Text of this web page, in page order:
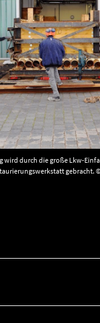
wird durch die große Lkw-
gebracht.
Archäologie Sachsen-Anhalt,